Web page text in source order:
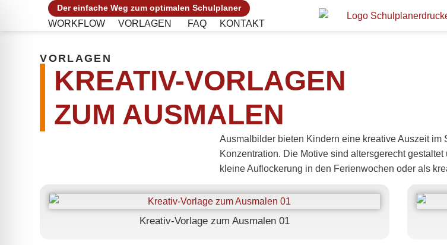
Der einfache Weg zum optimalen Schulplaner
WORKFLOW VORLAGEN FAQ KONTAKT
VORLAGEN
KREATIV-VORLAGEN
ZUM AUSMALEN
Ausmalbilder bieten Kindern eine kreative Auszeit
Konzentration. Die Motive sind altersgerecht
kleine Auflockerung in den Ferienwochen oder als
Kreativ-Vorlage zum Ausmalen 01